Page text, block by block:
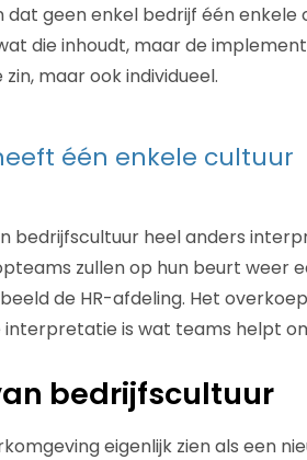
geen enkel bedrijf één enkele
die inhoudt, maar de
maar ook individueel.
één enkele cultuur
bedrijfscultuur heel anders
zullen op hun beurt weer
de HR-afdeling. Het
is wat teams helpt
bedrijfscultuur
eigenlijk zien als een